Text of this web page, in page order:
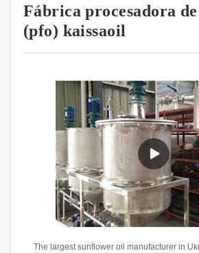
Fábrica procesadora
(pfo) kaissaoil
The largest sunflower oil manufacturer in